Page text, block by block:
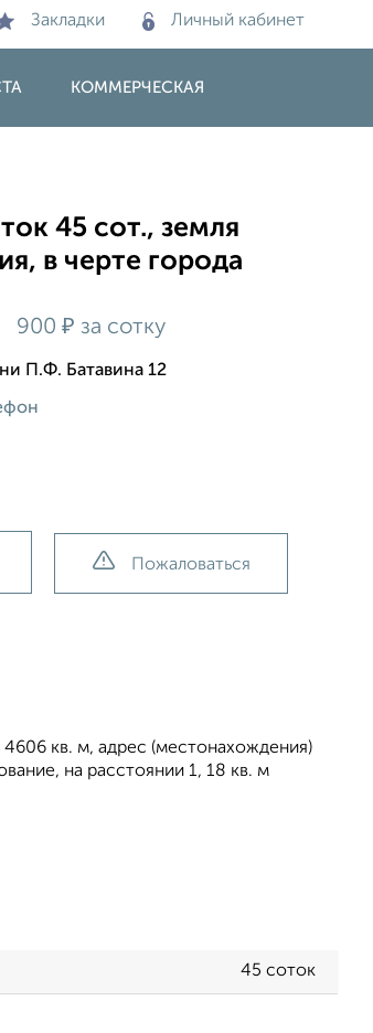
Закладки Личный кабинет
КОММЕРЧЕСКАЯ
45 сот., земля
в черте города
900₽ за сотку
П.Ф. Батавина 12
Пожаловаться
кв. м, адрес (местонахождения)
на расстоянии 1, 18 кв. м
45 соток